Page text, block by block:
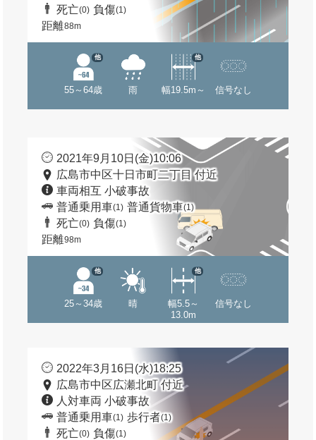
死亡(0) 負傷(1)
距離88m
55～64歳
他
雨 幅19.5m～
他
信号なし
2021年9月10日(金)10:06
広島市中区十日市町二丁目 付近
車両相互 小破事故
普通乗用車(1) 普通貨物車(1)
死亡(0) 負傷(1)
距離98m
25～34歳
他
晴
幅5.5～
13.0m
他
信号なし
2022年3月16日(水)18:25
広島市中区広瀬北町 付近
人対車両 小破事故
普通乗用車(1) 歩行者(1)
死亡(0) 負傷(1)